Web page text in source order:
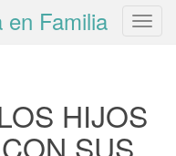
T
l
e
en Familia
HIJOS
SUS